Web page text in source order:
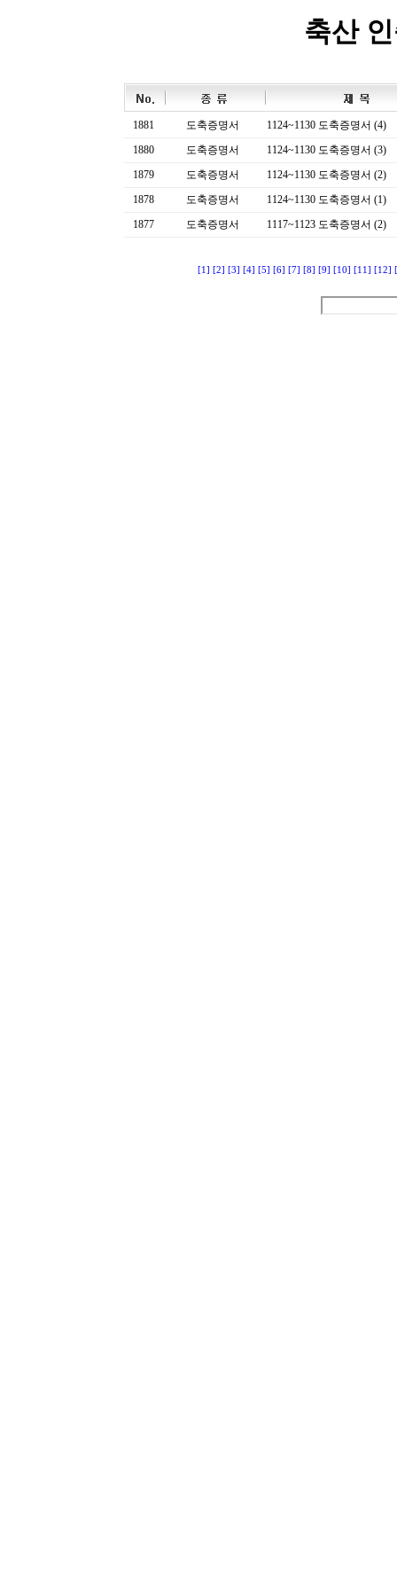
축산
1881 도축증명서
1124~1130 도축증명서 (4)
1880
도축증명서
1124~1130 도축증명서 (3)
1879
도축증명서
1124~1130 도축증명서 (2)
1878
도축증명서
1124~1130 도축증명서 (1)
1877
도축증명서 1117~1123 도축증명서 (2)
[1] [2] [3] [4] [5] [6] [7] [8] [9] [10] [11] [12]